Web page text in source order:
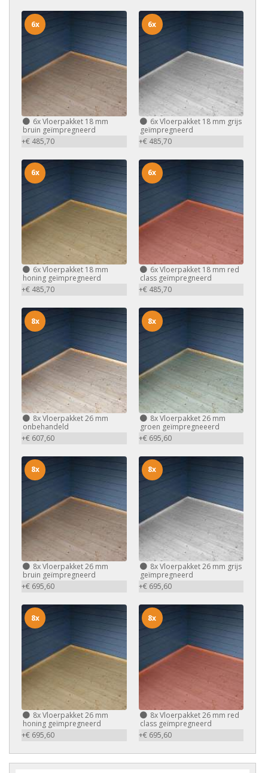
6xVloerpakket 18 mm
bruin geïmpregneerd
+€ 485,70
6x
6xVloerpakket 18 mm grijs
geïmpregneerd
+€ 485,70
6x
6xVloerpakket 18 mm
honing geïmpregneerd
+€ 485,70
6x
6xVloerpakket 18 mm red
class geïmpregneerd
+€ 485,70
6x
8xVloerpakket 26 mm
onbehandeld
+€ 607,60
8x
8xVloerpakket 26 mm
groen geïmpregneeerd
+€ 695,60
8x
8xVloerpakket 26 mm
bruin geïmpregneerd
+€ 695,60
8x
8xVloerpakket 26 mm grijs
geïmpregneerd
+€ 695,60
8x
8xVloerpakket 26 mm
honing geïmpregneerd
+€ 695,60
8x
8xVloerpakket 26 mm red
class geïmpregneerd
+€ 695,60
8x